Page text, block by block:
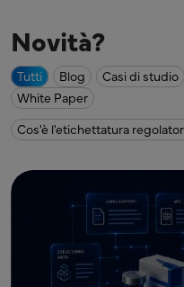
Novità?
Tutti Blog Casi di studio
White Paper
Cos'è l'etichettatura